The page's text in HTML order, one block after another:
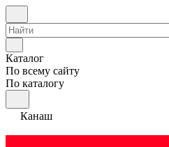
Каталог
По всему сайту
По каталогу
Канаш